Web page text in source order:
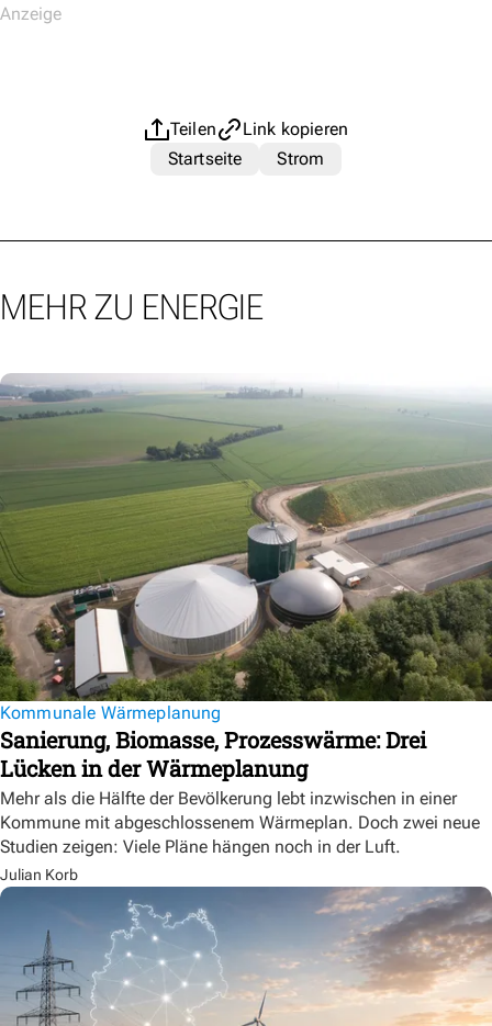
Teilen
Link kopieren
Startseite
Strom
MEHR ZU ENERGIE
Kommunale Wärmeplanung
Sanierung, Biomasse, Prozesswärme: Drei
Lücken in der Wärmeplanung
Mehr als die Hälfte der Bevölkerung lebt inzwischen in einer
Kommune mit abgeschlossenem Wärmeplan. Doch zwei neue
Studien zeigen: Viele Pläne hängen noch in der Luft.
Julian Korb